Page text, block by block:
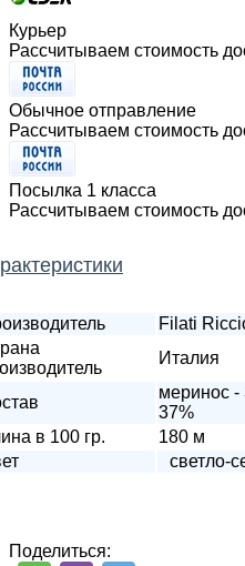
Курьер
Рассчитываем стоимость
Обычное отправление
Рассчитываем стоимость
Посылка 1 класса
Рассчитываем стоимость
Filati
Италия
меринос -
37%
в 100 гр.
180 м
светло-
Поделиться: